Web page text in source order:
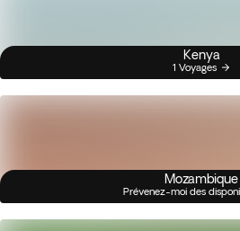
Kenya
1 Voyages
Mozambique
Prévenez-moi des